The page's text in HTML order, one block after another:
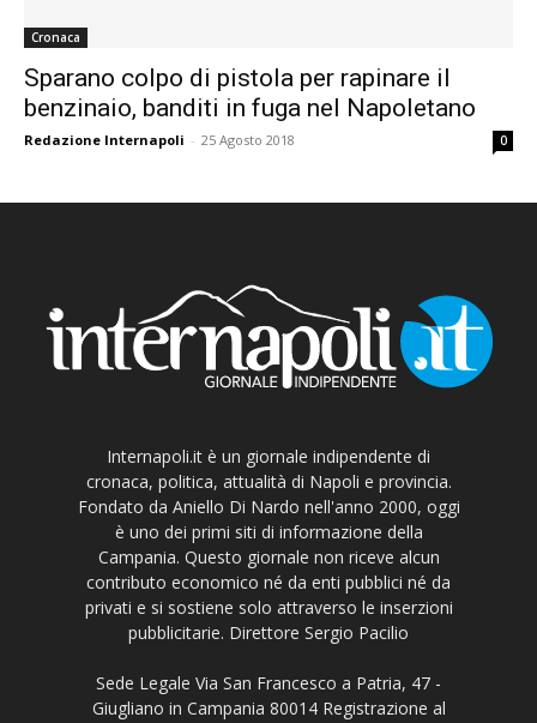
Cronaca
Sparano colpo di pistola per rapinare il
benzinaio, banditi in fuga nel Napoletano
Redazione Internapoli - 25 Agosto 2018 0
Internapoli.it è un giornale indipendente di
cronaca, politica, attualità di Napoli e provincia.
Fondato da Aniello Di Nardo nell'anno 2000, oggi
è uno dei primi siti di informazione della
Campania. Questo giornale non riceve alcun
contributo economico né da enti pubblici né da
privati e si sostiene solo attraverso le inserzioni
pubblicitarie. Direttore Sergio Pacilio
Sede Legale Via San Francesco a Patria, 47 -
Giugliano in Campania 80014 Registrazione al